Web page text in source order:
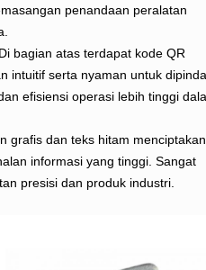
penandaan peralatan
bagian atas terdapat kode QR
intuitif serta nyaman untuk
efisiensi operasi lebih tinggi
grafis dan teks hitam menciptakan
informasi yang tinggi. Sangat
presisi dan produk industri.